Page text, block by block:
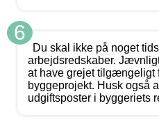
6
Du skal ikke på noget
arbejdsredskaber.
at have grejet tilgængeligt
byggeprojekt. Husk også
udgiftsposter i byggeriets